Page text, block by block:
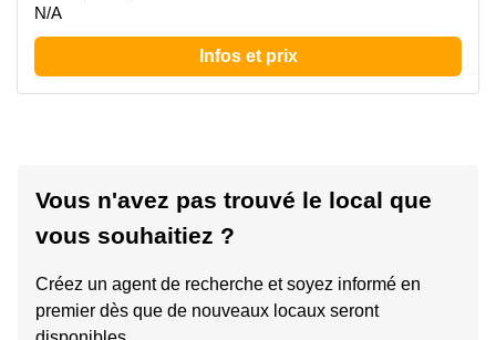
N/A
Infos et prix
Vous n'avez pas trouvé le local que
vous souhaitiez ?
Créez un agent de recherche et soyez informé en
premier dès que de nouveaux locaux seront